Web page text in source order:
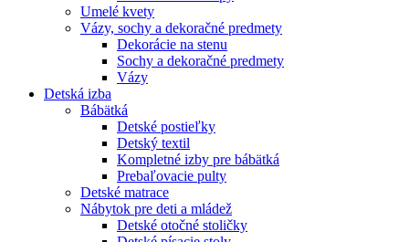
Umelé kvety
Vázy, sochy a dekoračné predmety
Dekorácie na stenu
Sochy a dekoračné predmety
Vázy
Detská izba
Bábätká
Detské postieľky
Detský textil
Kompletné izby pre bábätká
Prebaľovacie pulty
Detské matrace
Nábytok pre deti a mládež
Detské otočné stoličky